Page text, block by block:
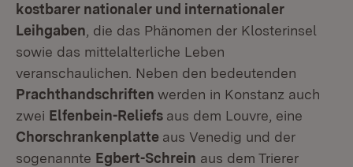
kostbarer nationaler und internationaler
Leihgaben , die das Phänomen der Klosterinsel
sowie das mittelalterliche Leben
veranschaulichen. Neben den bedeutenden
Prachthandschriften werden in Konstanz auch
zwei Elfenbein-Reliefs aus dem Louvre, eine
Chorschrankenplatte aus Venedig und der
sogenannte Egbert-Schrein aus dem Trierer